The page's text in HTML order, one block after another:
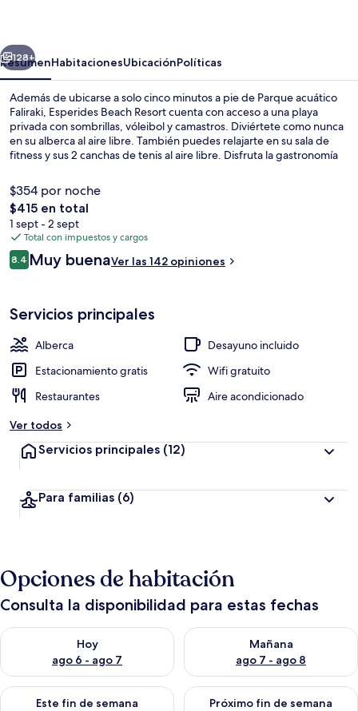
Siguiente
128+
ResumenHabitacionesUbicaciónPolíticas
Además de ubicarse a solo cinco minutos a pie de Parque acuático
Faliraki, Esperides Beach Resort cuenta con acceso a una playa
privada con sombrillas, vóleibol y camastros. Diviértete como nunca
en su alberca al aire libre. También puedes relajarte en su sala de
fitness y sus 2 canchas de tenis al aire libre. Disfruta la gastronomía
lounges son un buen lugar. Este hotel todo incluido destaca por su
club infantil gratis, su chapoteadero y su snack bar o deli.
$354 por noche
El
precio
total
es
de
$415 en total
1 sept - 2 sept
Total con impuestos y cargos
Opiniones
8.48.4 de 10,
Muy buenaVer las 142 opiniones
Servicios principales
Alberca
Desayuno incluido
Estacionamiento gratis
Wifi gratuito
Restaurantes
Aire acondicionado
Ver todos
Servicios principales (12)
Para familias (6)
Opciones de habitación
Consulta la disponibilidad para estas fechas
Hoy
ago 6 - ago 7
Consulta la disponibilidad para hoy ago 6 - ago 7
Mañana
ago 7 - ago 8
Consulta la disponibilidad
Este fin de semana
Consulta la disponibilidad para este fin de semana ago 7 -
Próximo fin de semana
Consulta la disponibilidad